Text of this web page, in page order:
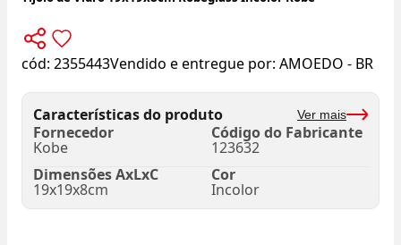
cód: 2355443Vendido e entregue por: AMOEDO - BR
Características do produto Ver mais
Fornecedor
Kobe
Código do Fabricante
123632
Dimensões AxLxC
19x19x8cm
Cor
Incolor